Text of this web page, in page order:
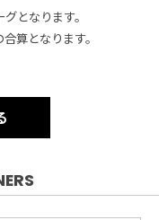
となります。
算となります。